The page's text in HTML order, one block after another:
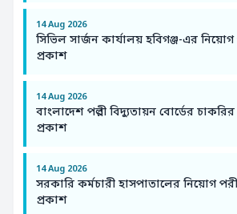
14 Aug 2026
সিভিল সার্জন কার্যালয় হবিগঞ্জ-এর
প্রকাশ
14 Aug 2026
বাংলাদেশ পল্লী বিদ্যুতায়ন বোর্ডের
প্রকাশ
14 Aug 2026
সরকারি কর্মচারী হাসপাতালের নিয়োগ
প্রকাশ